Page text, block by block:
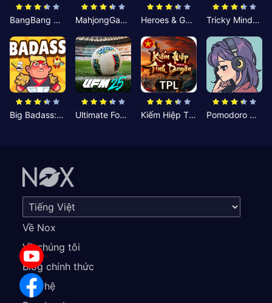
BangBang Zombies:Chiến Shelter MahjongGame Heroes & Gear? Yoink! Tricky Minds: Brainy Puzzle
Big Badass: Game AFK Idle RPG Ultimate Football Manager Kiếm Hiệp Tình Duyên Pomodoro Nhỏ: Giờ Tập Trung
Về Nox
Về chúng tôi
Blog chính thức
Liên hệ